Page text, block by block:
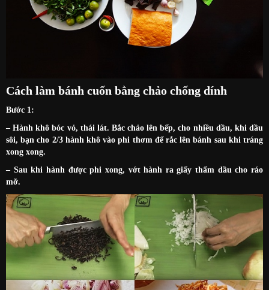
Cách làm bánh cuốn bằng chảo chống dính
Bước 1:
– Hành khô bóc vỏ, thái lát. Bắc chảo lên bếp, cho nhiều dầu, khi dầu
sôi, bạn cho 2/3 hành khô vào phi thơm để rắc lên bánh sau khi tráng
xong xong.
– Sau khi hành được phi xong, vớt hành ra giấy thấm dầu cho ráo
mỡ.